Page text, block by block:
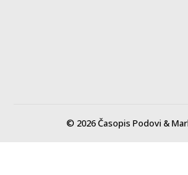
© 2026 Časopis Podovi &